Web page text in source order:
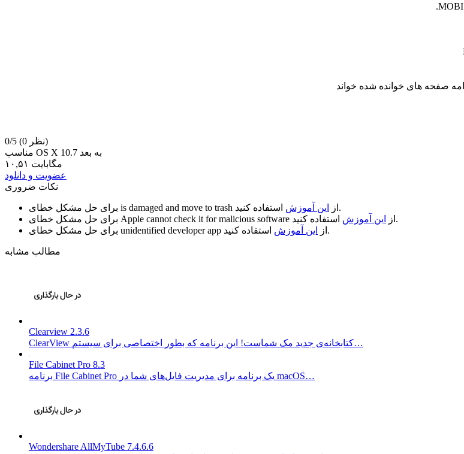
0/5
(0 نظر)
مناسب OS X 10.7 به بعد
۱۰,۵۱ مگابایت
عضویت و دانلود
نکات ضروری
is damaged and move to trash از این آموزش
استفاده کنید.
Apple cannot check it for malicious software از این آموزش
استفاده کنید.
unidentified developer app از این آموزش استفاده کنید.
مطالب مشابه
Clearview 2.3.6
ClearView کتابخانه‌ی جدید مک شماست! این برنامه که بطور اختصاصی برای سیستم…
File Cabinet Pro 8.3
برنامه File Cabinet Pro یک برنامه برای مدیریت فایل‌های شما در macOS…
Wondershare AllMyTube 7.4.6.6